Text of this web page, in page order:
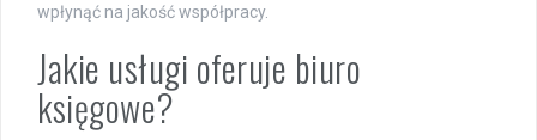
wpłynąć na jakość współpracy.
Jakie usługi oferuje biuro
księgowe?